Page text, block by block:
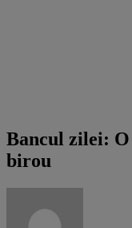
Bancul zilei:
birou